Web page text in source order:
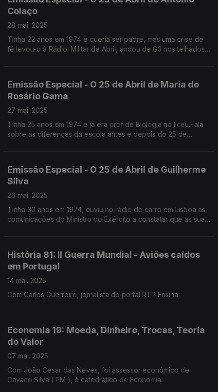
Colaço
28 mai. 2025
Tinha 22 anos em 1974 e queria ser padre, mas uma crise de
fé levou-o à Rádio. Militar de Abril, andou de G3 nos telhados
Emissão Especial - O 25 de Abril de Maria do
Rosário Gama
27 mai. 2025
Tinha 25 anos em 1974 e já era prof de Biologia no liceu.Fala
sobre as diferenças da escola antes e depois do 25 de
Emissão Especial - O 25 de Abril de Guilherme
Silva
26 mai. 2025
Tinha 30 anos em 1974, ouviu no rádio do carro em Lisboa,as
comunicações do Ministro do Exército a constatar que as suas
História 81: II Guerra Mundial - Aviões caídos
em Portugal
14 mai. 2025
Com Carlos Guerreiro, jornalista do portal RTP Ensina
Economia 19: Moeda, Dinheiro, Trocas, Teoria
do Valor
07 mai. 2025
Com João Cesar das Neves, foi assessor económico de
Cavaco Silva ( PM ), é catedrático de Economia.